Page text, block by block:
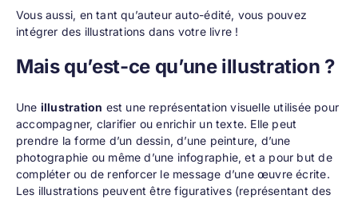
Vous aussi, en tant qu’auteur auto-édité, vous pouvez
intégrer des illustrations dans votre livre !
Mais qu’est-ce qu’une illustration ?
Une illustration est une représentation visuelle utilisée pour
accompagner, clarifier ou enrichir un texte. Elle peut
prendre la forme d’un dessin, d’une peinture, d’une
photographie ou même d’une infographie, et a pour but de
compléter ou de renforcer le message d’une œuvre écrite.
Les illustrations peuvent être figuratives (représentant des